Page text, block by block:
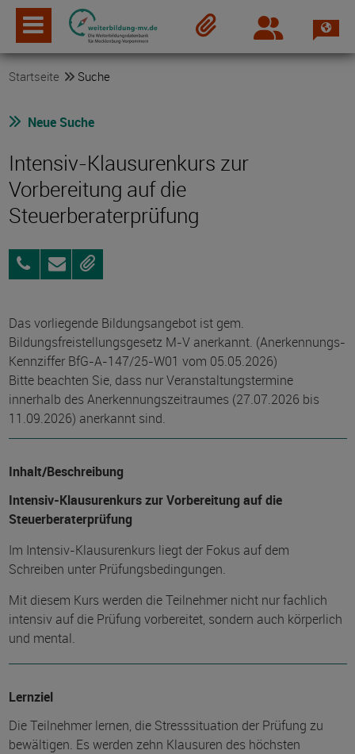
Login
Startseite Suche
Neue Suche
Intensiv-Klausurenkurs zur
Vorbereitung auf die
Steuerberaterprüfung
089
89114470
AnfragenMerken
Das vorliegende Bildungsangebot ist gem.
Bildungsfreistellungsgesetz M-V anerkannt. (Anerkennungs-
Kennziffer BfG-A-147/25-W01 vom 05.05.2026)
Bitte beachten Sie, dass nur Veranstaltungstermine
innerhalb des Anerkennungszeitraumes (27.07.2026 bis
11.09.2026) anerkannt sind.
Inhalt/Beschreibung
Intensiv-Klausurenkurs zur Vorbereitung auf die
Steuerberaterprüfung
Im Intensiv-Klausurenkurs liegt der Fokus auf dem
Schreiben unter Prüfungsbedingungen.
Mit diesem Kurs werden die Teilnehmer nicht nur fachlich
intensiv auf die Prüfung vorbereitet, sondern auch körperlich
und mental.
Lernziel
Die Teilnehmer lernen, die Stresssituation der Prüfung zu
bewältigen. Es werden zehn Klausuren des höchsten